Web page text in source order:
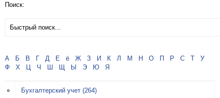
Поиск:
А Б В Г Д Е ё Ж З И К Л М Н О П Р С Т
У
Ф
Х Ц Ч Ш Щ Ы Э Ю Я
Бухгалтерский учет (264)